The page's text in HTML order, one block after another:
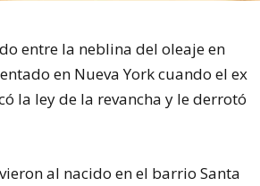
entre la neblina del oleaje en
en Nueva York cuando el ex
la ley de la revancha y le derrotó
al nacido en el barrio Santa